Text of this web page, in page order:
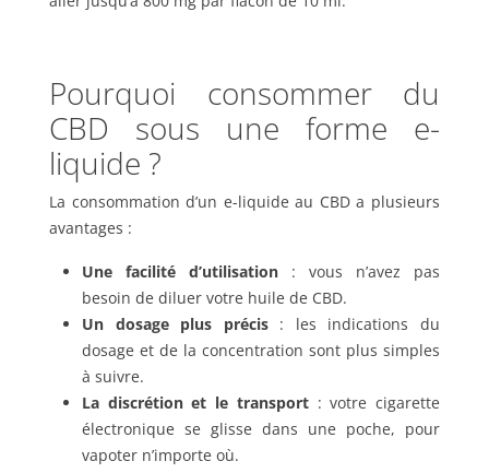
Pourquoi consommer du
CBD sous une forme e-
liquide ?
La consommation d’un e-liquide au CBD a plusieurs
avantages :
Une facilité d’utilisation : vous n’avez pas
besoin de diluer votre huile de CBD.
Un dosage plus précis: les indications du
dosage et de la concentration sont plus simples
à suivre.
La discrétion et le transport: votre cigarette
électronique se glisse dans une poche, pour
vapoter n’importe où.